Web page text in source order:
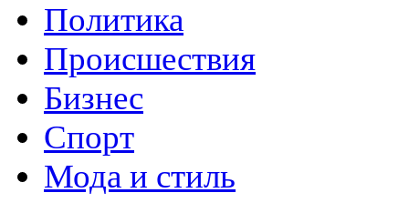
Политика
Происшествия
Бизнес
Спорт
Мода и стиль